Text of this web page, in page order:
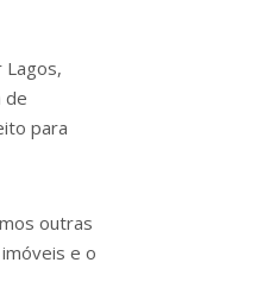
Lagos,
de
para
outras
e o